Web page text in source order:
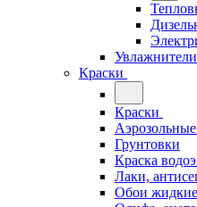
Увлажнители
Краски
Краски
Грунтовки
Краска
Лаки,
Обои жидкие